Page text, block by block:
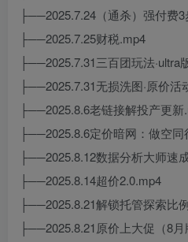
├──2025.7.24（通杀）强付费
├──2025.7.25财税.mp4
├──2025.7.31三百团玩法·ultra
├──2025.7.31无损洗图·原价活
├──2025.8.6老链接解投产更新
├──2025.8.6定价暗网：做空
├──2025.8.12数据分析大师速
├──2025.8.14超价2.0.mp4
├──2025.8.21解锁托管探索比
├──2025.8.21原价上大促（8